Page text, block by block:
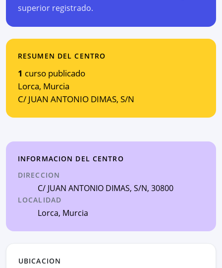
superior registrado.
RESUMEN DEL CENTRO
1 curso publicado
Lorca, Murcia
C/ JUAN ANTONIO DIMAS, S/N
INFORMACION DEL CENTRO
DIRECCION
C/ JUAN ANTONIO DIMAS, S/N, 30800
LOCALIDAD
Lorca, Murcia
UBICACION